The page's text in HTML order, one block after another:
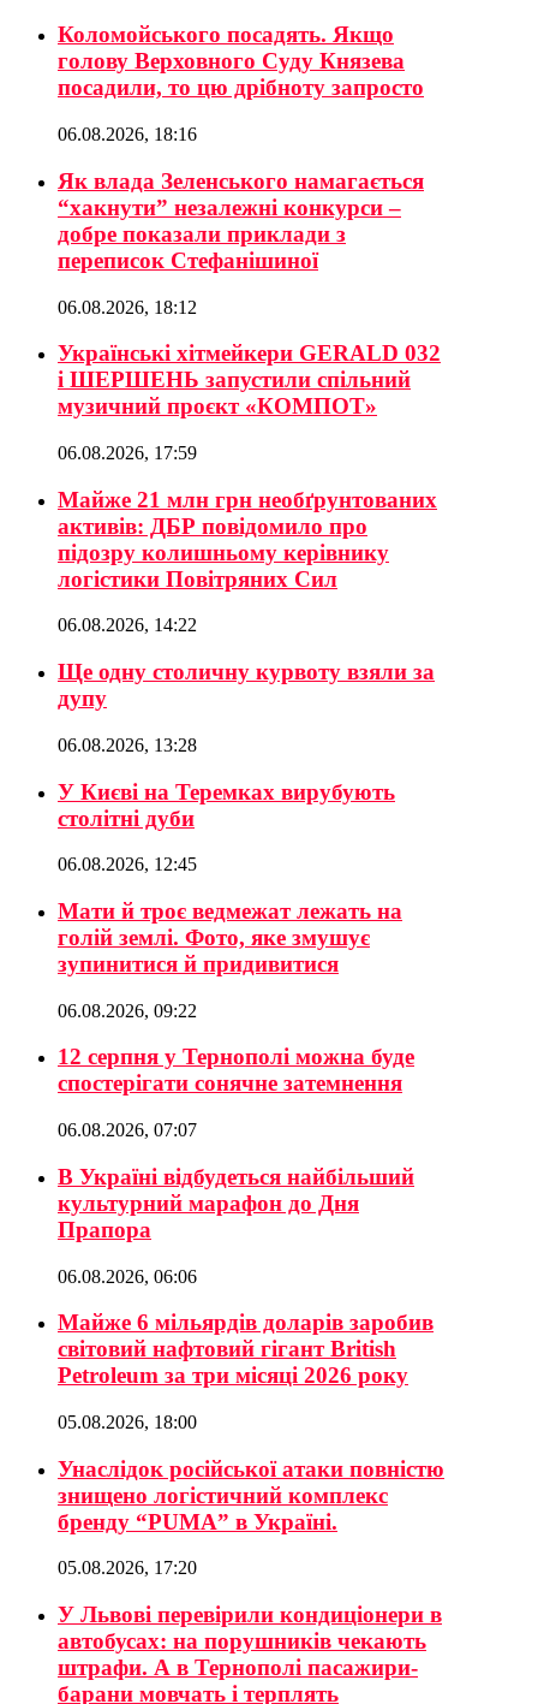
Коломойського посадять. Якщо
голову Верховного Суду Князева
посадили, то цю дрібноту запросто
06.08.2026, 18:16
Як влада Зеленського намагається
“хакнути” незалежні конкурси –
добре показали приклади з
переписок Стефанішиної
06.08.2026, 18:12
Українські хітмейкери GERALD 032
і ШЕРШЕНЬ запустили спільний
музичний проєкт «КОМПОТ»
06.08.2026, 17:59
Майже 21 млн грн необґрунтованих
активів: ДБР повідомило про
підозру колишньому керівнику
логістики Повітряних Сил
06.08.2026, 14:22
Ще одну столичну курвоту взяли за
дупу
06.08.2026, 13:28
У Києві на Теремках вирубують
столітні дуби
06.08.2026, 12:45
Мати й троє ведмежат лежать на
голій землі. Фото, яке змушує
зупинитися й придивитися
06.08.2026, 09:22
12 серпня у Тернополі можна буде
спостерігати сонячне затемнення
06.08.2026, 07:07
В Україні відбудеться найбільший
культурний марафон до Дня
Прапора
06.08.2026, 06:06
Майже 6 мільярдів доларів заробив
світовий нафтовий гігант British
Petroleum за три місяці 2026 року
05.08.2026, 18:00
Унаслідок російської атаки повністю
знищено логістичний комплекс
бренду “PUMA” в Україні.
05.08.2026, 17:20
У Львові перевірили кондиціонери в
автобусах: на порушників чекають
штрафи. А в Тернополі пасажири-
барани мовчать і терплять